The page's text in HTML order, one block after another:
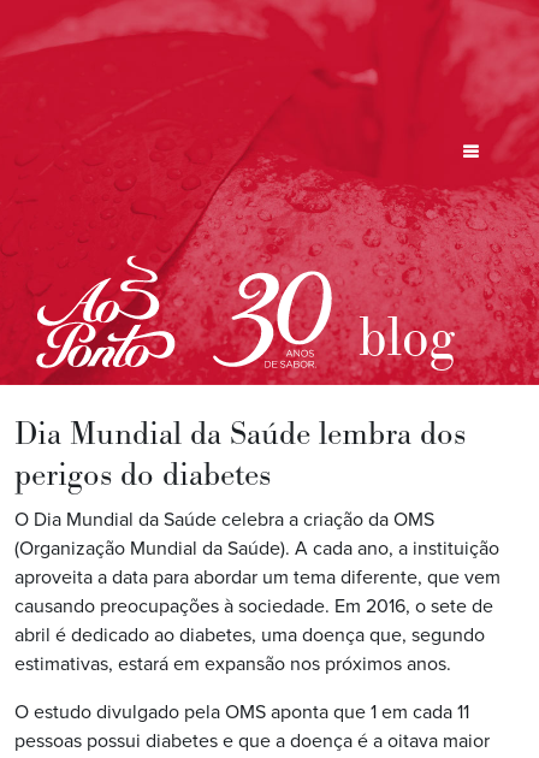
blog
Dia Mundial da Saúde lembra dos
perigos do diabetes
O Dia Mundial da Saúde celebra a criação da OMS
(Organização Mundial da Saúde). A cada ano, a instituição
aproveita a data para abordar um tema diferente, que vem
causando preocupações à sociedade. Em 2016, o sete de
abril é dedicado ao diabetes, uma doença que, segundo
estimativas, estará em expansão nos próximos anos.
O estudo divulgado pela OMS aponta que 1 em cada 11
pessoas possui diabetes e que a doença é a oitava maior